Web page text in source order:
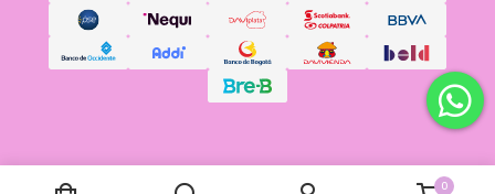
0